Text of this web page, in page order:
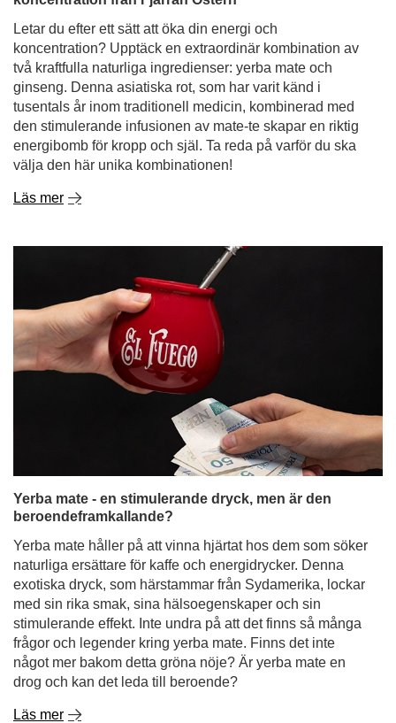
Letar du efter ett sätt att öka din energi och
koncentration? Upptäck en extraordinär kombination av
två kraftfulla naturliga ingredienser: yerba mate och
ginseng. Denna asiatiska rot, som har varit känd i
tusentals år inom traditionell medicin, kombinerad med
den stimulerande infusionen av mate-te skapar en riktig
energibomb för kropp och själ. Ta reda på varför du ska
välja den här unika kombinationen!
Läs mer
Yerba mate - en stimulerande dryck, men är den
beroendeframkallande?
Yerba mate håller på att vinna hjärtat hos dem som söker
naturliga ersättare för kaffe och energidrycker. Denna
exotiska dryck, som härstammar från Sydamerika, lockar
med sin rika smak, sina hälsoegenskaper och sin
stimulerande effekt. Inte undra på att det finns så många
frågor och legender kring yerba mate. Finns det inte
något mer bakom detta gröna nöje? Är yerba mate en
drog och kan det leda till beroende?
Läs mer